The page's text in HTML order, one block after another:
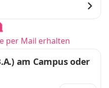
per Mail erhalten
am Campus oder